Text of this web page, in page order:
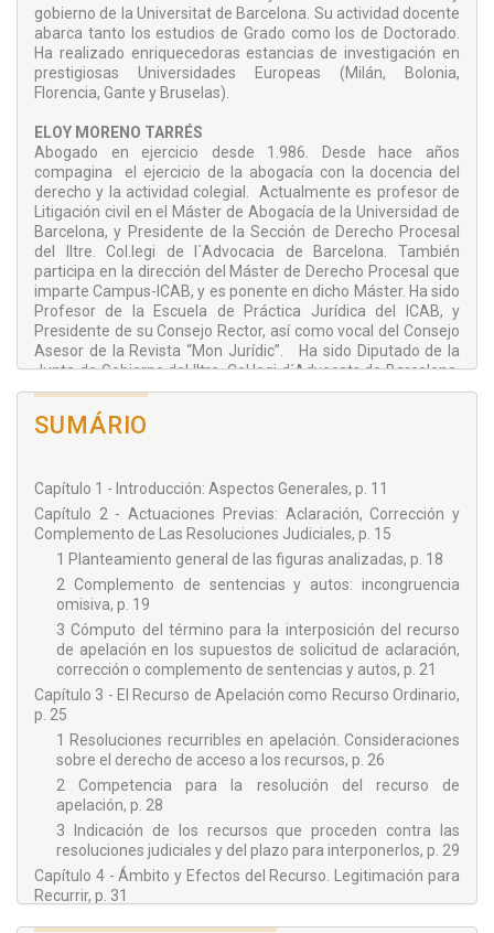
gobierno de la Universitat de Barcelona. Su actividad docente
abarca tanto los estudios de Grado como los de Doctorado.
Ha realizado enriquecedoras estancias de investigación en
prestigiosas Universidades Europeas (Milán, Bolonia,
Florencia, Gante y Bruselas).
ELOY MORENO TARRÉS
Abogado en ejercicio desde 1.986. Desde hace años
compagina el ejercicio de la abogacía con la docencia del
derecho y la actividad colegial. Actualmente es profesor de
Litigación civil en el Máster de Abogacía de la Universidad de
Barcelona, y Presidente de la Sección de Derecho Procesal
del Iltre. Col.legi de l´Advocacia de Barcelona. También
participa en la dirección del Máster de Derecho Procesal que
imparte Campus-ICAB, y es ponente en dicho Máster. Ha sido
Profesor de la Escuela de Práctica Jurídica del ICAB, y
Presidente de su Consejo Rector, así como vocal del Consejo
Asesor de la Revista “Mon Jurídic”. Ha sido Diputado de la
Junta de Gobierno del Iltre. Col.legi d´Advocats de Barcelona,
Director de su Área de Formación y Presidente de su
Comisión de Relaciones con la Administración y la Justicia.
SUMÁRIO
Capítulo 1 - Introducción: Aspectos Generales, p. 11
Capítulo 2 - Actuaciones Previas: Aclaración, Corrección y
Complemento de Las Resoluciones Judiciales, p. 15
1 Planteamiento general de las figuras analizadas, p. 18
2 Complemento de sentencias y autos: incongruencia
omisiva, p. 19
3 Cómputo del término para la interposición del recurso
de apelación en los supuestos de solicitud de aclaración,
corrección o complemento de sentencias y autos, p. 21
Capítulo 3 - El Recurso de Apelación como Recurso Ordinario,
p. 25
1 Resoluciones recurribles en apelación. Consideraciones
sobre el derecho de acceso a los recursos, p. 26
2 Competencia para la resolución del recurso de
apelación, p. 28
3 Indicación de los recursos que proceden contra las
resoluciones judiciales y del plazo para interponerlos, p. 29
Capítulo 4 - Ámbito y Efectos del Recurso. Legitimación para
Recurrir, p. 31